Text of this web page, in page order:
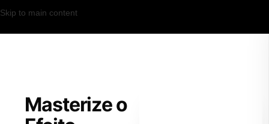
Skip to main content
Masterize o